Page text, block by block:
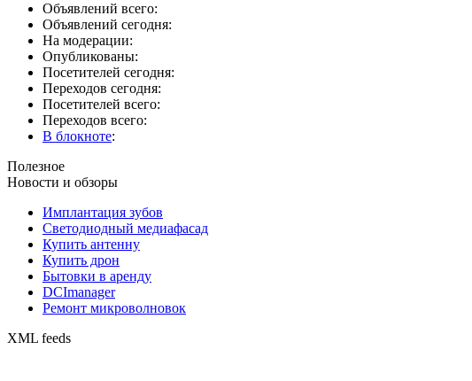
Объявлений всего:
Объявлений сегодня:
На модерации:
Опубликованы:
Посетителей сегодня:
Переходов сегодня:
Посетителей всего:
Переходов всего:
В блокноте:
Полезное
Новости и обзоры
Имплантация зубов
Светодиодный медиафасад
Купить антенну
Купить дрон
Бытовки в аренду
DCImanager
Ремонт микроволновок
XML feeds